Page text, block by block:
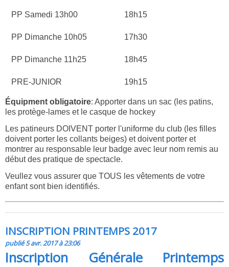
PP Samedi 13h00 18h15
PP Dimanche 10h05 17h30
PP Dimanche 11h25 18h45
PRE-JUNIOR 19h15
Équipment obligatoire: Apporter dans un sac (les patins,
les protège-lames et le casque de hockey
Les patineurs DOIVENT porter l'uniforme du club (les filles
doivent porter les collants beiges) et doivent porter et
montrer au responsable leur badge avec leur nom remis au
début des pratique de spectacle.
Veullez vous assurer que TOUS les vêtements de votre
enfant sont bien identifiés.
INSCRIPTION PRINTEMPS 2017
publié 5 avr. 2017 à 23:06
Inscription Générale Printemps